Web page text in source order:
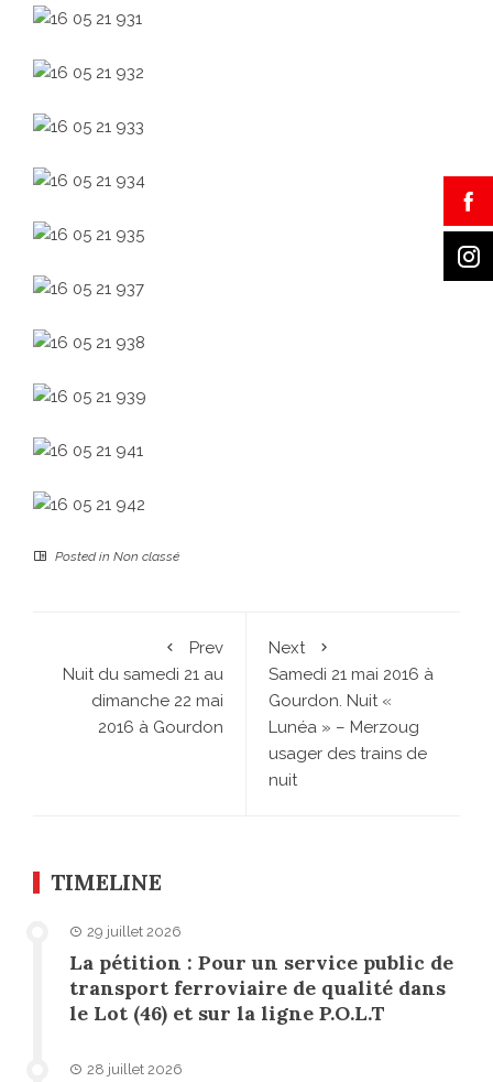
Posted in Non classé
Prev
Nuit du samedi 21 au
dimanche 22 mai
2016 à Gourdon
Next
Samedi 21 mai 2016 à
Gourdon. Nuit «
Lunéa » – Merzoug
usager des trains de
nuit
TIMELINE
29 juillet 2026
La pétition : Pour un service public de
transport ferroviaire de qualité dans
le Lot (46) et sur la ligne P.O.L.T
28 juillet 2026